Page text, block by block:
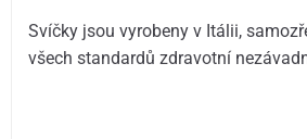
Svíčky jsou vyrobeny v Itálii,
všech standardů zdravotní